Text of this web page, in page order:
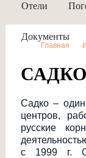
Отели
Документы
Главная
Садко –
центров,
русские
с 1999 г.